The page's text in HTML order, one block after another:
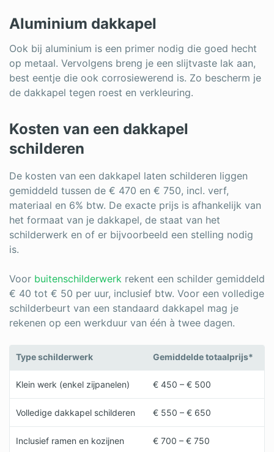
Aluminium dakkapel
Ook bij aluminium is een primer nodig die goed hecht
op metaal. Vervolgens breng je een slijtvaste lak aan,
best eentje die ook corrosiewerend is. Zo bescherm je
de dakkapel tegen roest en verkleuring.
Kosten van een dakkapel
schilderen
De kosten van een dakkapel laten schilderen liggen
gemiddeld tussen de € 470 en € 750, incl. verf,
materiaal en 6% btw. De exacte prijs is afhankelijk van
het formaat van je dakkapel, de staat van het
schilderwerk en of er bijvoorbeeld een stelling nodig
is.
Voor buitenschilderwerk rekent een schilder gemiddeld
€ 40 tot € 50 per uur, inclusief btw. Voor een volledige
schilderbeurt van een standaard dakkapel mag je
rekenen op een werkduur van één à twee dagen.
Type schilderwerk Gemiddelde totaalprijs*
Klein werk (enkel zijpanelen) € 450 – € 500
Volledige dakkapel schilderen € 550 – € 650
Inclusief ramen en kozijnen € 700 – € 750